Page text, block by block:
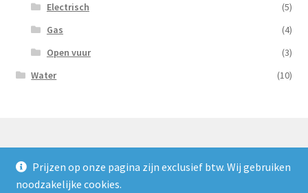
Prijzen op onze pagina zijn exclusief btw. Wij gebruiken
noodzakelijke cookies.
Electrisch
(5)
Gas
(4)
Open vuur
(3)
Water
(10)
© Nooijens Verhuur 2026